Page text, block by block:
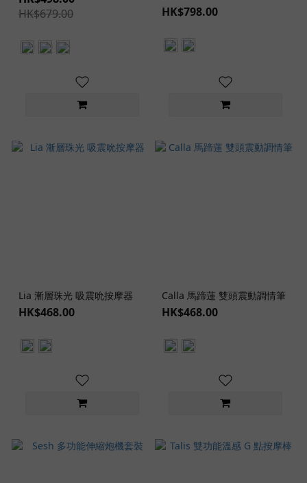
HK$679.00
HK$798.00
Lia 漸層珠光 吸震吮按摩器
HK$468.00
Calla 馬蹄蓮 雙頭震動調情筆
HK$468.00